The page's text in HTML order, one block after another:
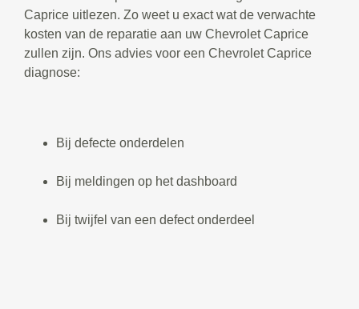
Caprice uitlezen. Zo weet u exact wat de verwachte
kosten van de reparatie aan uw Chevrolet Caprice
zullen zijn. Ons advies voor een Chevrolet Caprice
diagnose:
Bij defecte onderdelen
Bij meldingen op het dashboard
Bij twijfel van een defect onderdeel